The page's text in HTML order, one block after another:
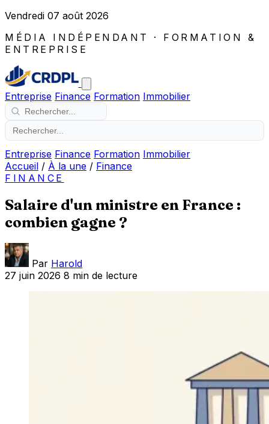
Vendredi 07 août 2026
MÉDIA INDÉPENDANT · FORMATION &
ENTREPRISE
Entreprise Finance Formation Immobilier
Entreprise Finance Formation Immobilier
Accueil / À la une / Finance
FINANCE
Salaire d'un ministre en France :
combien gagne ?
Par Harold
27 juin 2026 8 min de lecture